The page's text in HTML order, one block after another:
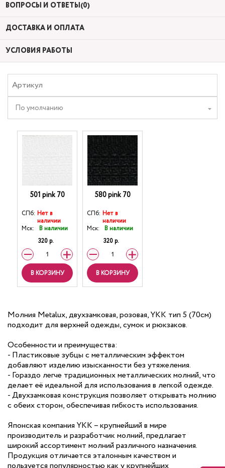
ВОПРОСЫ И ОТВЕТЫ(0)
ДОСТАВКА И ОПЛАТА
УСЛОВИЯ РАБОТЫ
По умолчанию
501 pink 70
СПб: Нет в
наличии
Мск:
В наличии
320 р.
В КОРЗИНУ
580 pink 70
СПб: Нет в
наличии
Мск:
В наличии
320 р.
В КОРЗИНУ
Молния Metalux, двухзамковая, розовая, YKK тип 5 (70см)
подходит для верхней одежды, сумок и рюкзаков.
Особенности и преимущества:
- Пластиковые зубцы с металлическим эффектом
добавляют изделию изысканности без утяжеления.
- Гораздо легче традиционных металлических молний, что
делает её идеальной для использования в легкой одежде.
- Двухзамковая конструкция позволяет открывать молнию
с обеих сторон, обеспечивая гибкость использования.
Японская компания YKK – крупнейший в мире
производитель и разработчик молний, предлагает
широкий ассортимент молний различного назначения.
Продукция отличается эталонным качеством и